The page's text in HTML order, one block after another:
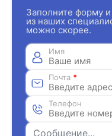
Заполните форму
из наших
можно скорее.
Имя
Почта *
Телефон